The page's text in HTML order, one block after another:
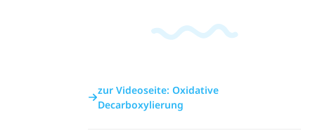
zur Videoseite: Oxidative
Decarboxylierung